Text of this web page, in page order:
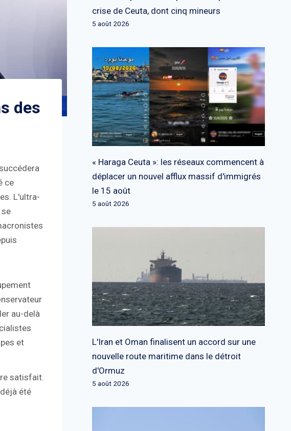
des
ce
L'ultra-
au-delà
et
satisfait.
été
crise de Ceuta, dont cinq mineurs
5 août 2026
« Haraga Ceuta »: les réseaux commencent à
déplacer un nouvel afflux massif d'immigrés
le 15 août
5 août 2026
L'Iran et Oman finalisent un accord sur une
nouvelle route maritime dans le détroit
d'Ormuz
5 août 2026